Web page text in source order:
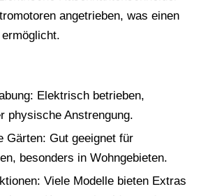
angetrieben, was einen
Elektrisch betrieben,
physische Anstrengung.
Gärten: Gut geeignet für
besonders in Wohngebieten.
Viele Modelle bieten Extras